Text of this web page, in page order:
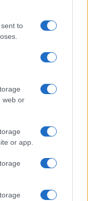
to
web or
or app.
cambios en la
Precio
$64,276.00